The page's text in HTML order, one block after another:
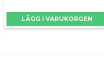
LÄGG I VARUKORGEN